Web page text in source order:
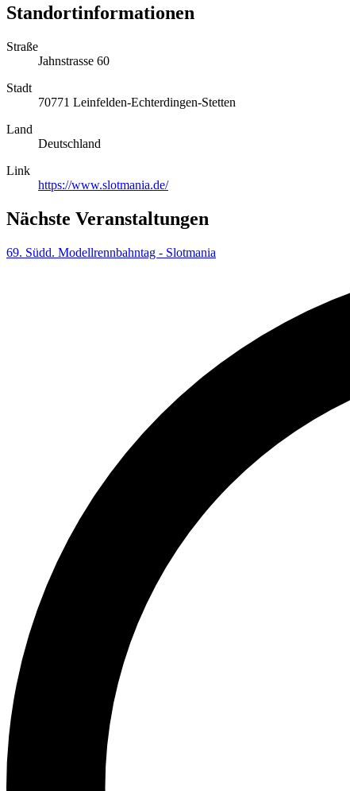
Standortinformationen
Straße
Jahnstrasse 60
Stadt
70771 Leinfelden-Echterdingen-Stetten
Land
Deutschland
Link
https://www.slotmania.de/
Nächste Veranstaltungen
69. Südd. Modellrennbahntag - Slotmania